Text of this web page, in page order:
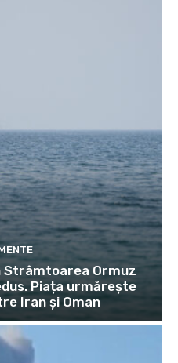
Ormuz
Piața urmărește
Iran și Oman